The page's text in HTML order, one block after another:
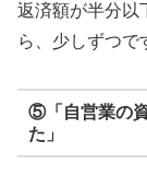
返済額が半分以
ら、少しずつで
⑤「自営業の
た」